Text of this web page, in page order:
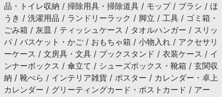
品・トイレ収納 / 掃除用具・掃除道具 / モップ / ブラシ / ほ
うき / 洗濯用品 / ランドリーラック / 脚立 / 工具 / ゴミ箱・
ごみ箱 / 灰皿 / ティッシュケース / タオルハンガー / スリッ
パ / バスケット・かご / おもちゃ箱 / 小物入れ / アクセサリ
ーケース / 文房具・文具 / ブックスタンド / 衣装ケース / イ
ンナーボックス / 傘立て / シューズボックス・靴箱 / 玄関収
納 / 靴べら / インテリア雑貨 / ポスター / カレンダー・卓上
カレンダー / グリーティングカード・ポストカード / アー